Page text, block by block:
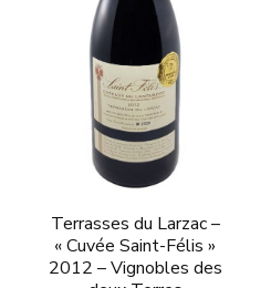
Terrasses du Larzac –
« Cuvée Saint-Félis »
2012 – Vignobles des